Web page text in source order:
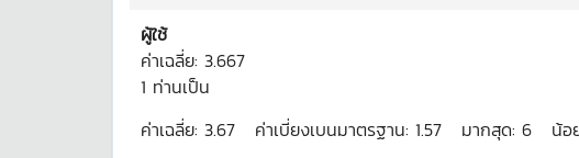
ผู้ใช้
ค่าเฉลี่ย: 3.667
1 ท่านเป็น
ค่าเฉลี่ย: 3.67 ค่าเบี่ยงเบนมาตรฐาน: 1.57 มากสุด: 6 น้อ